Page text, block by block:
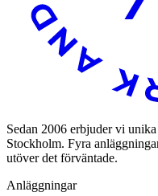
Sedan 2006 erbjuder vi
Stockholm. Fyra
utöver det förväntade.
Anläggningar